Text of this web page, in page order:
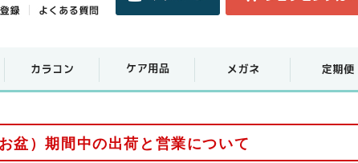
盆）期間中の出荷と営業について